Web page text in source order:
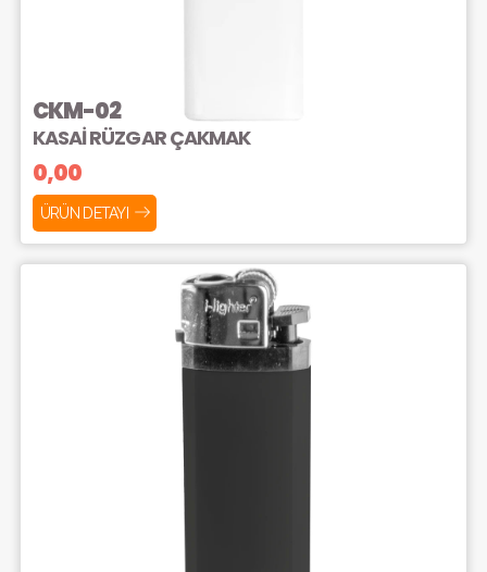
CKM-02
KASAİ RÜZGAR ÇAKMAK
0,00
ÜRÜN DETAYI